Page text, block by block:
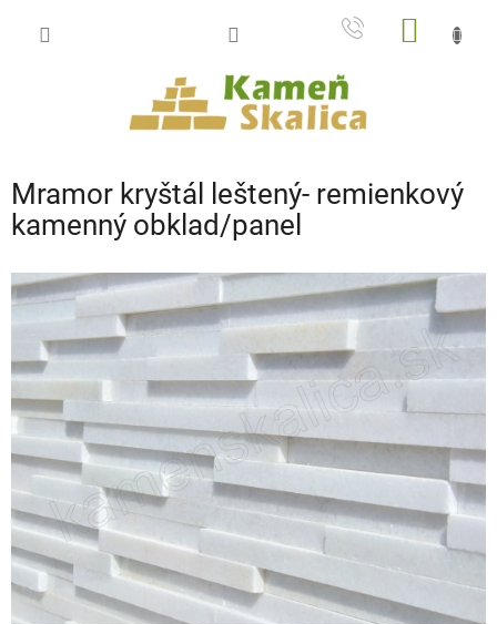
Mramor kryštál leštený- remienkový
kamenný obklad/panel